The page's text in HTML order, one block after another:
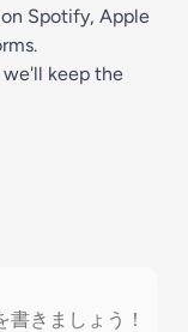
Spotify, Apple
keep the
書きましょう！